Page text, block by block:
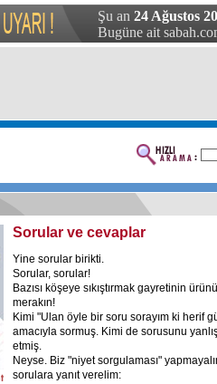
Şu an 24 Ağustos
Bugüne ait
Sorular ve cevaplar
Yine sorular birikti.
Sorular, sorular!
Bazısı köşeye sıkıştırmak gayretinin
merakın!
Kimi "Ulan öyle bir soru sorayım ki herif
amacıyla sormuş. Kimi de sorusunu
etmiş.
Neyse. Biz "niyet sorgulaması"
sorulara yanıt verelim: